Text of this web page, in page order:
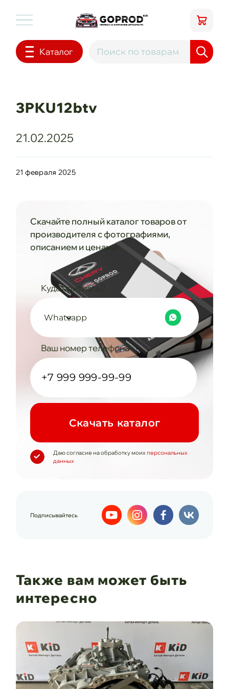
Каталог
3PKU12btv
21.02.2025
21 февраля 2025
Скачайте полный каталог товаров от
производителя с фотографиями,
описанием и ценами
Куда прислать?
Whatsapp
Ваш номер телефона
Cкачать каталог
Даю согласие на обработку моих персональных
данных
Подписывайтесь
Также вам может быть
интересно